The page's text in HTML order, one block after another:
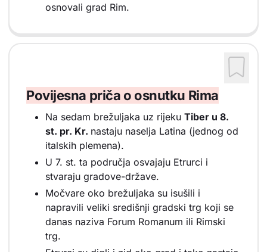
osnovali grad Rim.
Povijesna priča o osnutku Rima
Na sedam brežuljaka uz rijeku Tiber u 8.
st. pr. Kr. nastaju naselja Latina (jednog od
italskih plemena).
U 7. st. ta područja osvajaju Etrurci i
stvaraju gradove-države.
Močvare oko brežuljaka su isušili i
napravili veliki središnji gradski trg koji se
danas naziva Forum Romanum ili Rimski
trg.